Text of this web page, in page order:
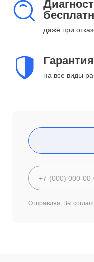
даже при
на все виды
Отправляя, Вы